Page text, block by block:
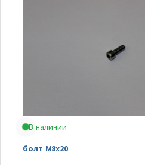
В наличии
болт M8x20